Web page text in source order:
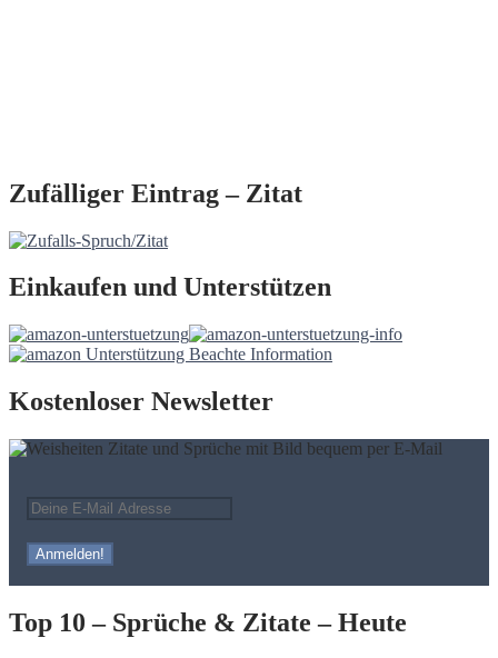
Zufälliger Eintrag – Zitat
Einkaufen und Unterstützen
Kostenloser Newsletter
Top 10 – Sprüche & Zitate – Heute